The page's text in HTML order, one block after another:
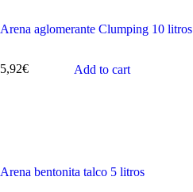
Arena aglomerante Clumping 10 litros
5,92€ Add to cart
Arena bentonita talco 5 litros